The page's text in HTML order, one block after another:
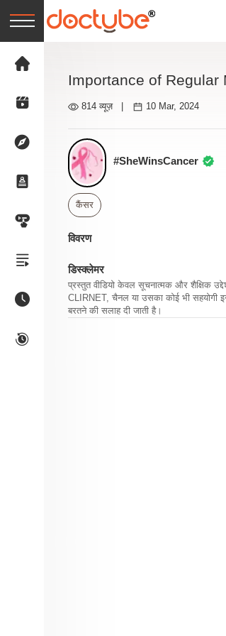
Importance of Regular
814 व्यूज़ 10 Mar, 2024
#SheWinsCancer
कैंसर
विवरण
डिस्क्लेमर
प्रस्तुत वीडियो केवल सूचनात्मक और शैक्षिक
CLIRNET, चैनल या उसका कोई भी सहयोगी इस
बरतने की सलाह दी जाती है।